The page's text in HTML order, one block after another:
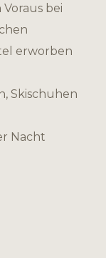
bei
erworben
Skischuhen
Nacht